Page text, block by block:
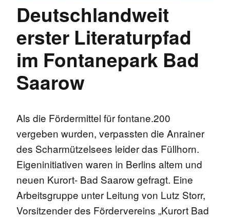
Deutschlandweit
erster Literaturpfad
im Fontanepark Bad
Saarow
Als die Fördermittel für fontane.200
vergeben wurden, verpassten die Anrainer
des Scharmützelsees leider das Füllhorn.
Eigeninitiativen waren in Berlins altem und
neuen Kurort- Bad Saarow gefragt. Eine
Arbeitsgruppe unter Leitung von Lutz Storr,
Vorsitzender des Fördervereins „Kurort Bad